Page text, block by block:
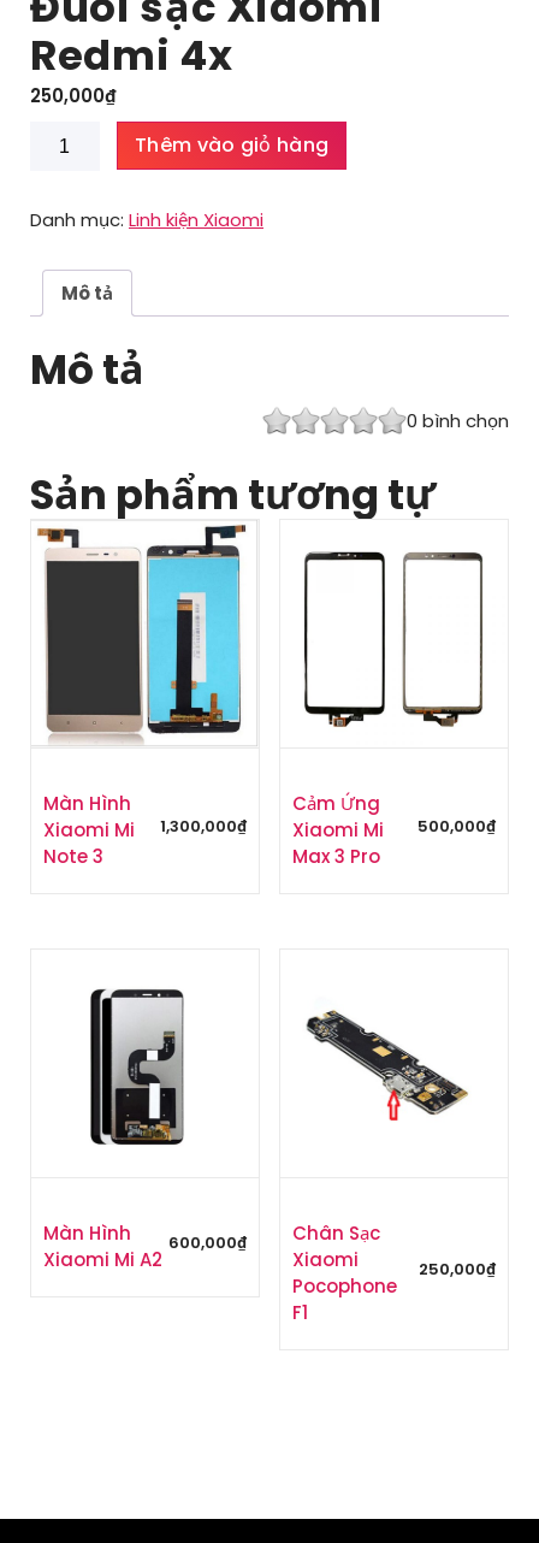
Redmi 4x
250,000₫
Đuôi
Redmi
số
lượng
Thêm vào giỏ hàng
Danh mục: Linh kiện Xiaomi
Mô tả
Mô tả
0 bình chọn
Sản phẩm tương tự
Màn Hình
Xiaomi Mi
Note 3
1,300,000₫
Cảm Ứng
Xiaomi Mi
Max 3 Pro
500,000₫
Màn Hình
Xiaomi Mi A2
600,000₫
Chân Sạc
Xiaomi
Pocophone
F1
250,000₫